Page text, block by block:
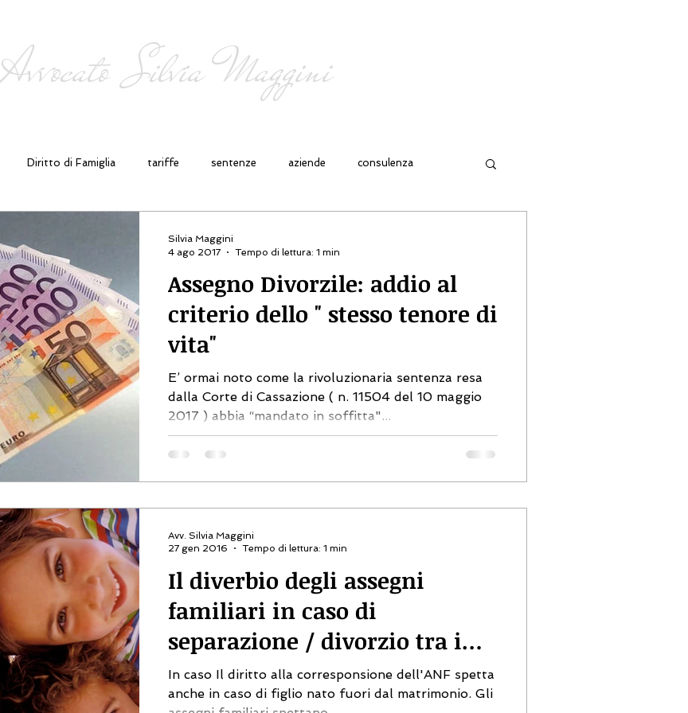
Avvocato Silvia Maggini
Diritto di Famiglia tariffe sentenze aziende consulenza
Assegno Divorzile: addio al
criterio dello " stesso tenore di
vita"
E’ ormai noto come la rivoluzionaria sentenza resa
dalla Corte di Cassazione ( n. 11504 del 10 maggio
2017 ) abbia “mandato in soffitta"...
Silvia Maggini
4 ago 2017
Tempo di lettura: 1 min
Il diverbio degli assegni
familiari in caso di
separazione / divorzio tra i
coniugi
In caso Il diritto alla corresponsione dell'ANF spetta
anche in caso di figlio nato fuori dal matrimonio. Gli
Avv. Silvia Maggini
27 gen 2016
Tempo di lettura: 1 min